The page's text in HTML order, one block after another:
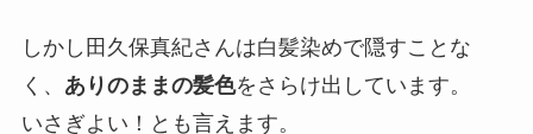
しかし田久保真紀さんは白髪染めで隠すことな
く、 ありのままの髪色をさらけ出しています。
いさぎよい！とも言えます。